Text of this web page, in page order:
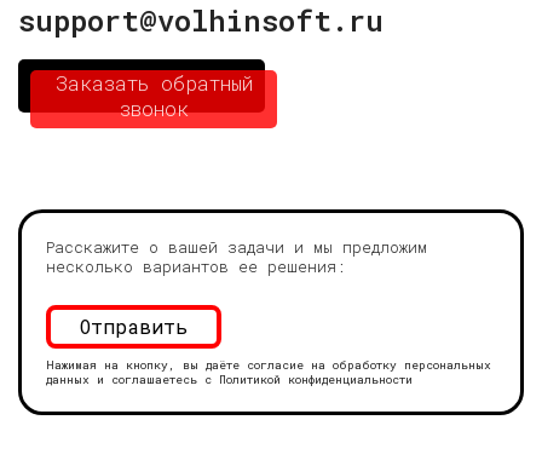
support@volhinsoft.ru
Заказать обратный
звонок
Расскажите о вашей задачи и мы предложим
несколько вариантов ее решения:
Нажимая на кнопку, вы даёте согласие на обработку персональных
данных и соглашаетесь с Политикой конфиденциальности